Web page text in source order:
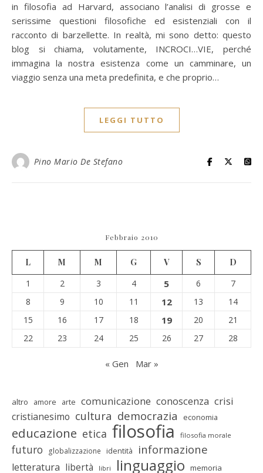
in filosofia ad Harvard, associano l’analisi di grosse e
serissime questioni filosofiche ed esistenziali con il
racconto di barzellette. In realtà, mi sono detto: questo
blog si chiama, volutamente, INCROCI…VIE, perché
immagina la nostra esistenza come un camminare, un
viaggio senza una meta predefinita, e che proprio…
LEGGI TUTTO
Pino Mario De Stefano
Febbraio 2010
L M M G V S
D
1
2 3 4 5 6
7
8
9 10 11 12 13
14
15
16 17 18 19 20
21
22
23 24 25 26 27 28
« Gen Mar »
altro amore arte comunicazione conoscenza crisi
cristianesimo cultura democrazia economia
educazione etica filosofia filosofia morale
futuro globalizzazione identità informazione
letteratura libertà libri linguaggio memoria